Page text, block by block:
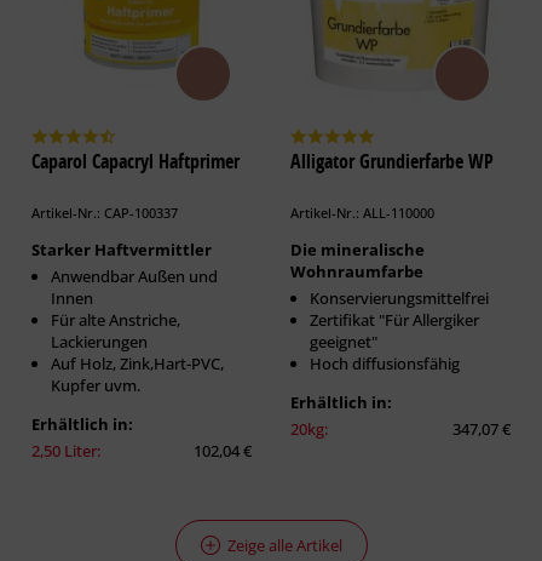
Caparol Capacryl Haftprimer
Artikel-Nr.: CAP-100337
Starker Haftvermittler
Anwendbar Außen und
Innen
Für alte Anstriche,
Lackierungen
Auf Holz, Zink,Hart-PVC,
Kupfer uvm.
Erhältlich in:
2,50 Liter:
102,04 €
Alligator Grundierfarbe WP
Artikel-Nr.: ALL-110000
Die mineralische
Wohnraumfarbe
Konservierungsmittelfrei
Zertifikat "Für Allergiker
geeignet"
Hoch diffusionsfähig
Erhältlich in:
20kg:
347,07 €
Zeige alle Artikel